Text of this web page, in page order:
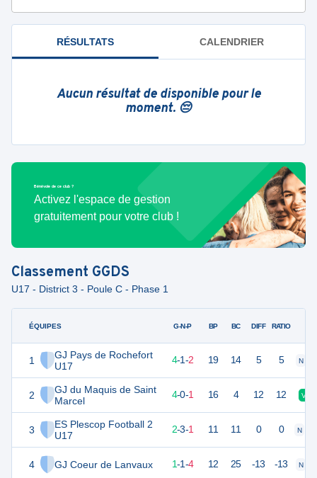
RÉSULTATS CALENDRIER
Aucun résultat de disponible pour le
moment. 😔
Bénévole de ce club ?
Activez l'espace de gestion
gratuitement pour votre club !
Classement GGDS
U17 - District 3 - Poule C - Phase 1
ÉQUIPES
1
GJ Pays de Rochefort
U17
2
GJ du Maquis de Saint
Marcel
3
ES Plescop Football 2
U17
4 GJ Coeur de Lanvaux
G-N-P BP BC DIFF RATIO
13 7 4-1-2 19 14 5 5 N
12 5 4-0-1 16 4 12 12 V
9 6 2-3-1 11 11 0 0 N
3 7 1-1-4 12 25 -13 -13 N